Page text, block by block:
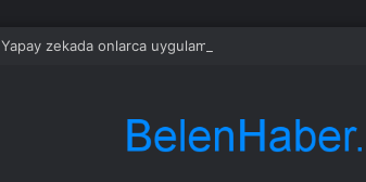
Yapay zekada onlarca uygulamanın yerini tek asistan